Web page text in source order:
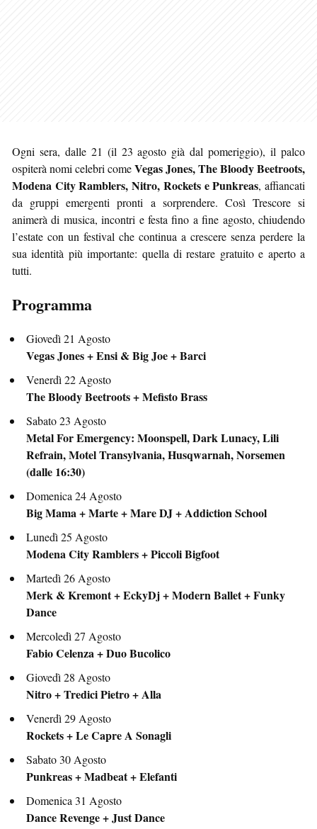
Ogni sera, dalle 21 (il 23 agosto già dal pomeriggio), il palco
ospiterà nomi celebri comeVegas Jones, The Bloody Beetroots,
Modena City Ramblers, Nitro, Rockets e Punkreas, affiancati
da gruppi emergenti pronti a sorprendere. Così Trescore si
animerà di musica, incontri e festa fino a fine agosto, chiudendo
l’estate con un festival che continua a crescere senza perdere la
sua identità più importante: quella di restare gratuito e aperto a
tutti.
Programma
Giovedì 21 Agosto
Vegas Jones + Ensi & Big Joe + Barci
Venerdì 22 Agosto
The Bloody Beetroots + Mefisto Brass
Sabato 23 Agosto
Metal For Emergency: Moonspell, Dark Lunacy, Lili
Refrain, Motel Transylvania, Husqwarnah, Norsemen
(dalle 16:30)
Domenica 24 Agosto
Big Mama + Marte + Mare DJ + Addiction School
Lunedì 25 Agosto
Modena City Ramblers + Piccoli Bigfoot
Martedì 26 Agosto
Merk & Kremont + EckyDj + Modern Ballet + Funky
Dance
Mercoledì 27 Agosto
Fabio Celenza + Duo Bucolico
Giovedì 28 Agosto
Nitro + Tredici Pietro + Alla
Venerdì 29 Agosto
Rockets + Le Capre A Sonagli
Sabato 30 Agosto
Punkreas + Madbeat + Elefanti
Domenica 31 Agosto
Dance Revenge + Just Dance